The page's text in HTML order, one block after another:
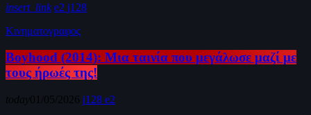
insert_link 2 128
Κινηματογραφος
Boyhood (2014): Μια ταινία που μεγάλωσε μαζί με
τους ήρωές της!
today01/05/2026 128 2